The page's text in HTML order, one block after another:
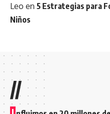
Leo en 5 Estrategias para
Niños
//